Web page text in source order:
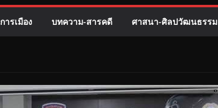
การเมือง บทความ-สารคดี ศาสนา-ศิลปวัฒนธรรม